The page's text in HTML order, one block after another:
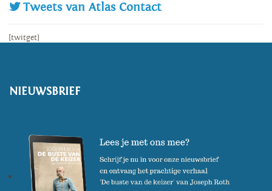
Tweets van Atlas Contact
[twitget]
NIEUWSBRIEF